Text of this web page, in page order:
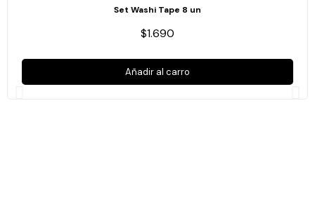
Set Washi Tape 8 un
$1.690
Añadir al carro